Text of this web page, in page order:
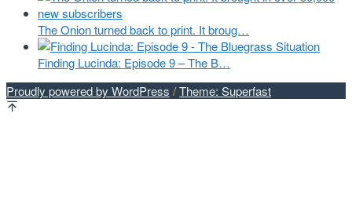
The Onion turned back to print. It broug…
Finding Lucinda: Episode 9 – The B…
Proudly powered by WordPress /Theme: Superfast